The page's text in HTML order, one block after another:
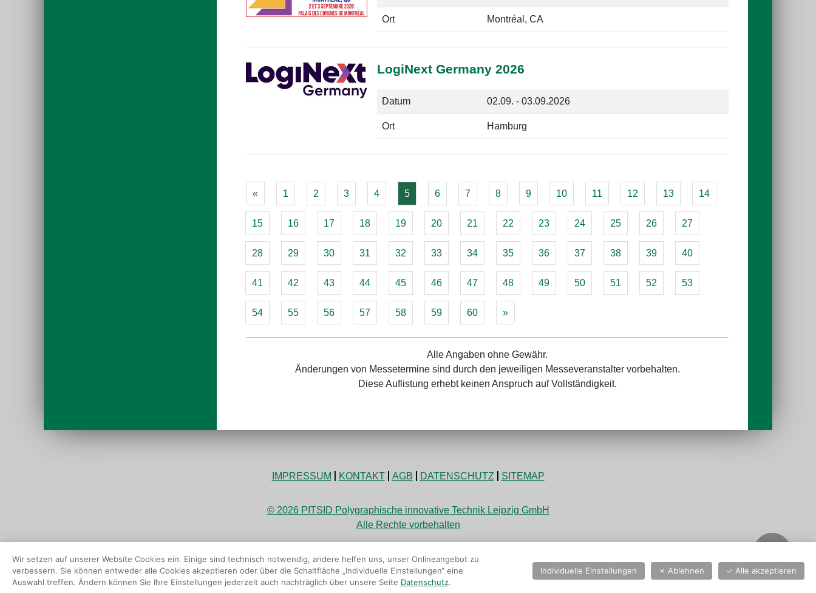
Ort Montréal, CA
LogiNext Germany 2026
Datum 02.09. - 03.09.2026
Ort Hamburg
« 1 2 3 4 5 6 7 8 9 10 11 12 13 14
15 16 17 18 19 20 21 22 23 24 25 26 27
28 29 30 31 32 33 34 35 36 37 38 39 40
41 42 43 44 45 46 47 48 49 50 51 52 53
54 55 56 57 58 59 60 »
Alle Angaben ohne Gewähr.
Änderungen von Messetermine sind durch den jeweiligen Messeveranstalter vorbehalten.
Diese Auflistung erhebt keinen Anspruch auf Vollständigkeit.
IMPRESSUM KONTAKT AGB DATENSCHUTZ SITEMAP
© 2026 PITSID Polygraphische innovative Technik Leipzig GmbH
Alle Rechte vorbehalten
Wir setzen auf unserer Website Cookies ein. Einige sind technisch notwendig, andere helfen uns, unser Onlineangebot zu
verbessern. Sie können entweder alle Cookies akzeptieren oder über die Schaltfläche „Individuelle Einstellungen“ eine
Auswahl treffen. Ändern können Sie Ihre Einstellungen jederzeit auch nachträglich über unsere Seite Datenschutz.
✓ Alle akzeptieren
Individuelle Einstellungen ✗ Ablehnen